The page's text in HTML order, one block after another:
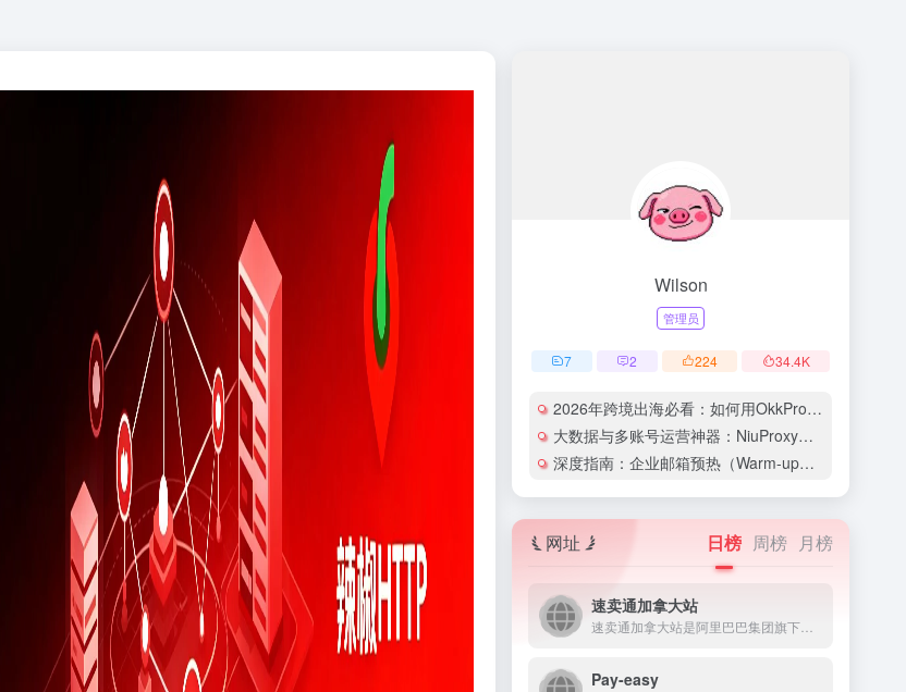
Wilson
管理员
7 2 224 34.4K
2026年跨境出海必看：如何用OkkProxy彻底解决网络延迟与IP被封难题？
大数据与多账号运营神器：NiuProxy助力跨境工作室业务高效爆单！
深度指南：企业邮箱预热（Warm-up）的详细技巧与实操策略（含配图）
网址 日榜 周榜 月榜
速卖通加拿大站
Pay-easy